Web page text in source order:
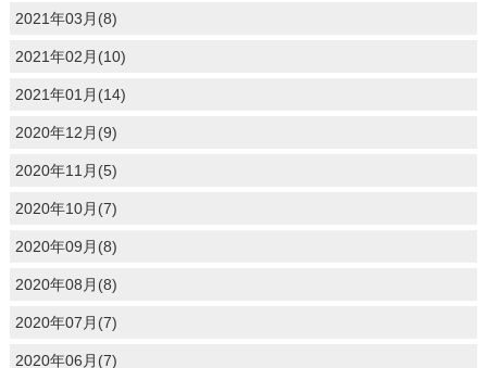
2021年03月(8)
2021年02月(10)
2021年01月(14)
2020年12月(9)
2020年11月(5)
2020年10月(7)
2020年09月(8)
2020年08月(8)
2020年07月(7)
2020年06月(7)